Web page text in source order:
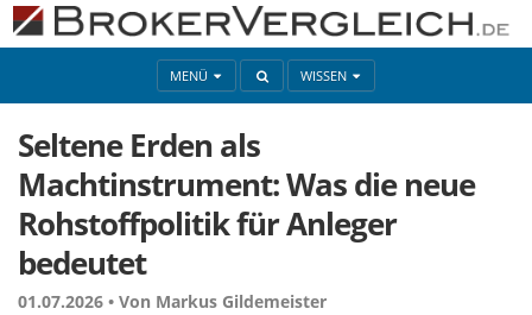
MENÜ WISSEN
Seltene Erden als
Machtinstrument: Was die neue
Rohstoffpolitik für Anleger
bedeutet
01.07.2026 • Von Markus Gildemeister